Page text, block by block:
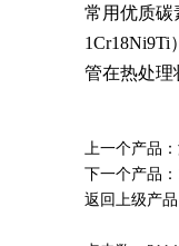
常用优质碳
1Cr18Ni9Ti
管在热处理
上一个产品
下一个产品：
返回上级产品